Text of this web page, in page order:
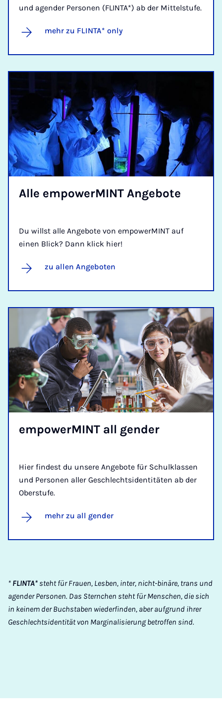
und agender Personen (FLINTA*) ab der Mittelstufe.
mehr zu FLINTA* only
Alle em­power­MINT An­ge­bote
Du willst alle Angebote von empowerMINT auf
einen Blick? Dann klick hier!
zu allen Angeboten
em­power­MINT all gender
Hier findest du unsere Angebote für Schulklassen
und Personen aller Geschlechtsidentitäten ab der
Oberstufe.
mehr zu all gender
* FLINTA* steht für Frauen, Lesben, inter, nicht-binäre, trans und
agender Personen. Das Sternchen steht für Menschen, die sich
in keinem der Buchstaben wiederfinden, aber aufgrund ihrer
Geschlechtsidentität von Marginalisierung betroffen sind.